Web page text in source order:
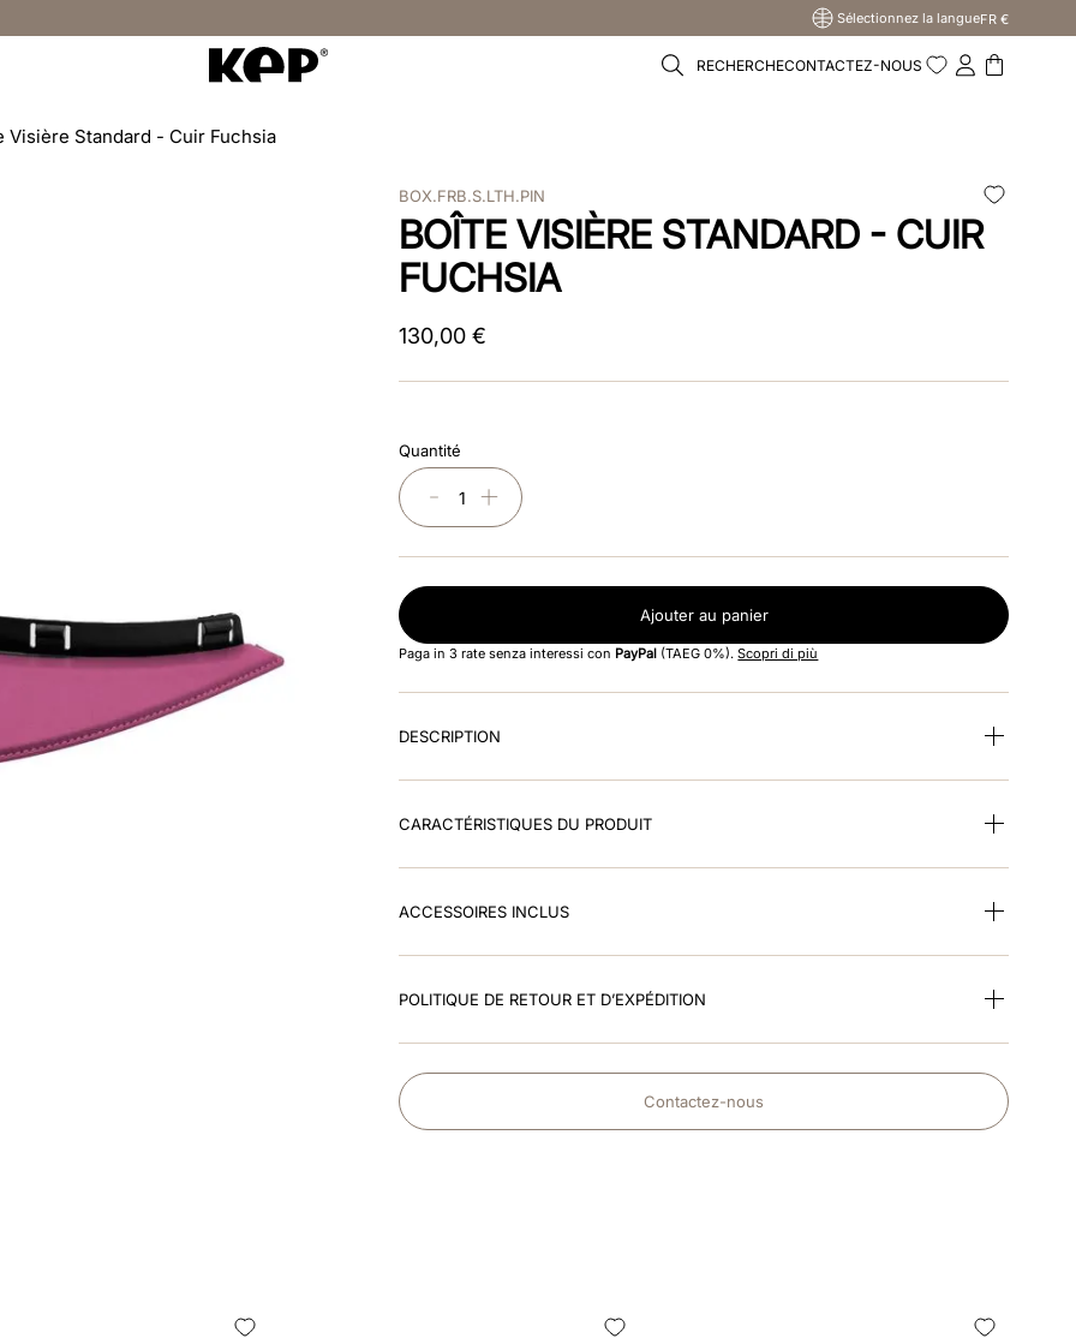
Sélectionnez la langueFR €
RECHERCHECONTACTEZ-NOUS
Visière Standard - Cuir Fuchsia
BOX.FRB.S.LTH.PIN
BOÎTE VISIÈRE STANDARD - CUIR
FUCHSIA
130,00 €
Quantité
＋
－
Ajouter au panier
Paga in 3 rate senza interessi con PayPal (TAEG 0%).Scopri di più
DESCRIPTION
CARACTÉRISTIQUES DU PRODUIT
ACCESSOIRES INCLUS
POLITIQUE DE RETOUR ET D’EXPÉDITION
Contactez-nous